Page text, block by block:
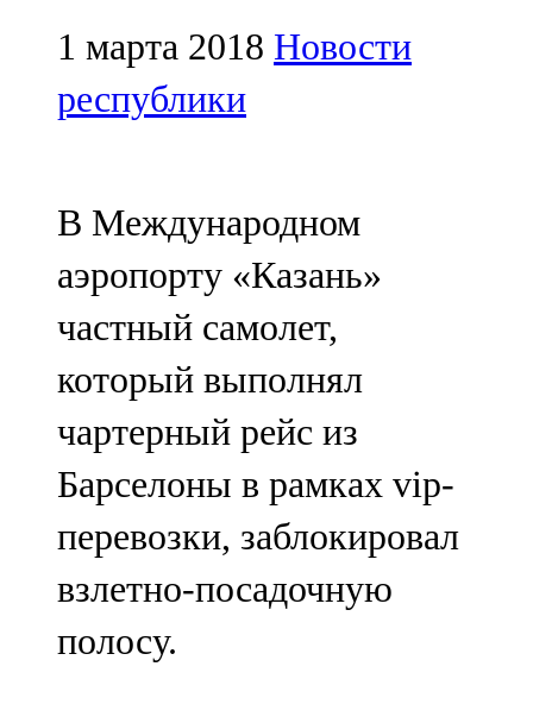
Кукмара
107,9 FM
Лениногорский
Мамадыш
106,2 FM
Минзәлә
107,3 FM
Мөслим
100,0 FM
Нурлат
104,7 FM
Олы Әтнә
1 марта 2018 Новости
республики
В Международном
аэропорту «Казань»
частный самолет,
который выполнял
чартерный рейс из
Барселоны в рамках vip-
перевозки, заблокировал
взлетно-посадочную
полосу.